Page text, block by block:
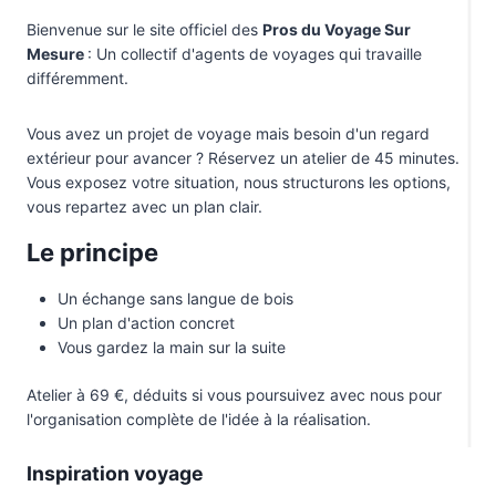
R
E
A
G
É
P
R
L
F
O
U
L
?
Bienvenue sur le site officiel des Pros du Voyage Sur
Mesure : Un collectif d'agents de voyages qui travaille
différemment.
Vous avez un projet de voyage mais besoin d'un regard
extérieur pour avancer ? Réservez un atelier de 45 minutes.
Vous exposez votre situation, nous structurons les options,
vous repartez avec un plan clair.
Le principe
Un échange sans langue de bois
Un plan d'action concret
Vous gardez la main sur la suite
Atelier à 69 €, déduits si vous poursuivez avec nous pour
l'organisation complète de l'idée à la réalisation.
Inspiration voyage